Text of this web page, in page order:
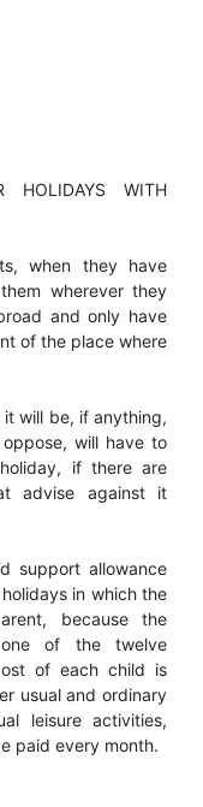
HOLIDAYS WITH
when they have
wherever they
and only have
of the place where
will be, if anything,
will have to
if there are
advise against it
support allowance
in which the
because the
one of the twelve
of each child is
usual and ordinary
leisure activities,
paid every month.